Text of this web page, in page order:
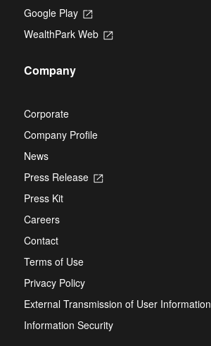
a
new
tab
Google Play
Opens
a
WealthPark Web
Opens
Company
Corporate
Company Profile
News
Press Release
Opens
Press Kit
Careers
Contact
Terms of Use
Privacy Policy
External Transmission of User Information
Information Security